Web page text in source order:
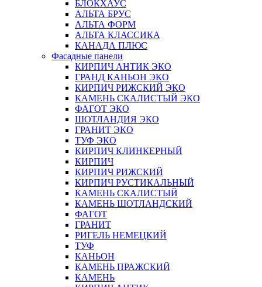
БЛОКХАУС
АЛЬТА БРУС
АЛЬТА ФОРМ
АЛЬТА КЛАССИКА
КАНАДА ПЛЮС
Фасадные панели
КИРПИЧ АНТИК ЭКО
ГРАНД КАНЬОН ЭКО
КИРПИЧ РИЖСКИЙ ЭКО
КАМЕНЬ СКАЛИСТЫЙ ЭКО
ФАГОТ ЭКО
ШОТЛАНДИЯ ЭКО
ГРАНИТ ЭКО
ТУФ ЭКО
КИРПИЧ КЛИНКЕРНЫЙ
КИРПИЧ
КИРПИЧ РИЖСКИЙ
КИРПИЧ РУСТИКАЛЬНЫЙ
КАМЕНЬ СКАЛИСТЫЙ
КАМЕНЬ ШОТЛАНДСКИЙ
ФАГОТ
ГРАНИТ
РИГЕЛЬ НЕМЕЦКИЙ
ТУФ
КАНЬОН
КАМЕНЬ ПРАЖСКИЙ
КАМЕНЬ